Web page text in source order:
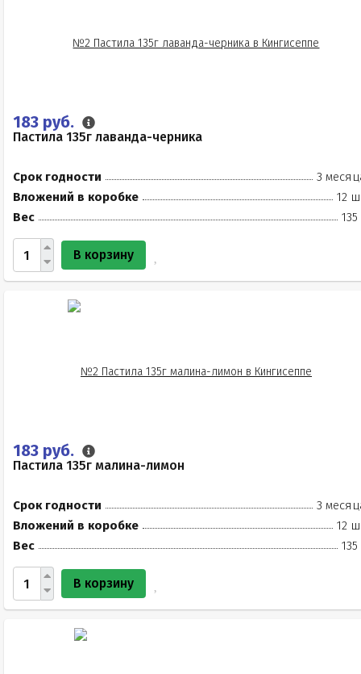
183 руб.
Пастила 135г лаванда-черника
Срок годности
3
Вложений в коробке
12
Вес
135
В корзину
183 руб.
Пастила 135г малина-лимон
Срок годности
3
Вложений в коробке
12
Вес
135
В корзину